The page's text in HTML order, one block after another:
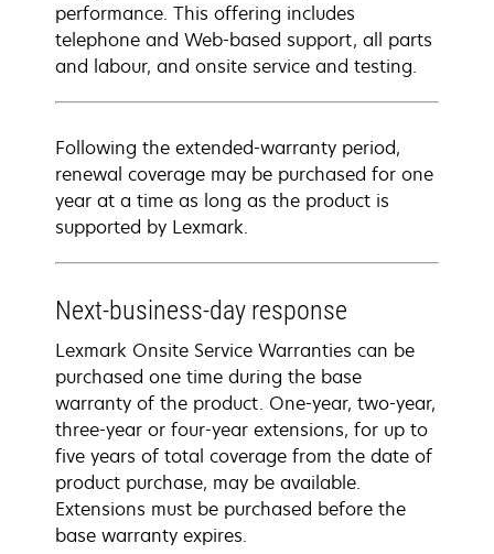
performance. This offering includes
telephone and Web-based support, all parts
and labour, and onsite service and testing.
Following the extended-warranty period,
renewal coverage may be purchased for one
year at a time as long as the product is
supported by Lexmark.
Next-business-day response
Lexmark Onsite Service Warranties can be
purchased one time during the base
warranty of the product. One-year, two-year,
three-year or four-year extensions, for up to
five years of total coverage from the date of
product purchase, may be available.
Extensions must be purchased before the
base warranty expires.